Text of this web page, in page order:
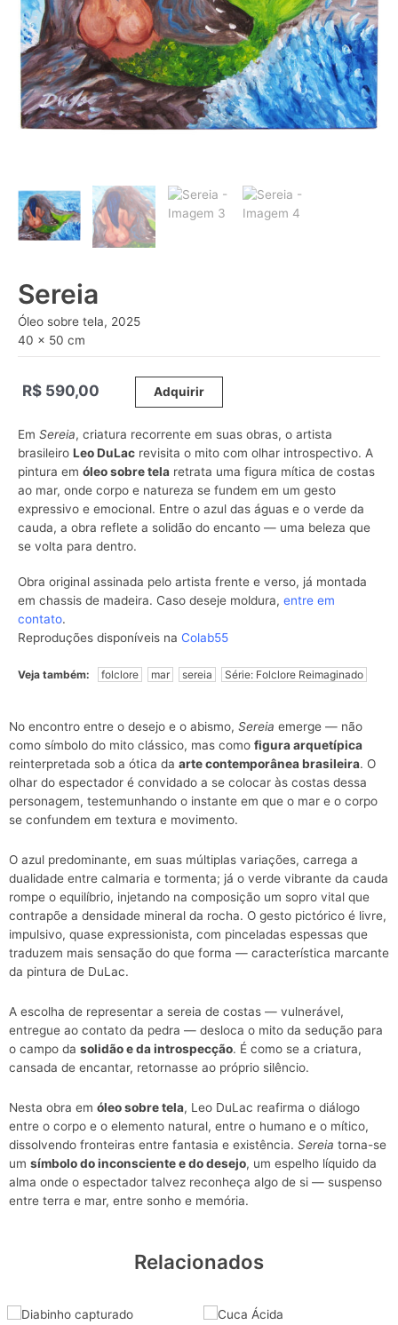
Sereia
Óleo sobre tela, 2025
40 x 50 cm
R$ 590,00 Adquirir
Em Sereia, criatura recorrente em suas obras, o artista
brasileiro Leo DuLac revisita o mito com olhar introspectivo. A
pintura em óleo sobre tela retrata uma figura mítica de costas
ao mar, onde corpo e natureza se fundem em um gesto
expressivo e emocional. Entre o azul das águas e o verde da
cauda, a obra reflete a solidão do encanto — uma beleza que
se volta para dentro.
Obra original assinada pelo artista frente e verso, já montada
em chassis de madeira. Caso deseje moldura, entre em
contato.
Reproduções disponíveis na Colab55
Veja também: folclore mar sereia Série: Folclore Reimaginado
No encontro entre o desejo e o abismo, Sereia emerge — não
como símbolo do mito clássico, mas como figura arquetípica
reinterpretada sob a ótica da arte contemporânea brasileira. O
olhar do espectador é convidado a se colocar às costas dessa
personagem, testemunhando o instante em que o mar e o corpo
se confundem em textura e movimento.
O azul predominante, em suas múltiplas variações, carrega a
dualidade entre calmaria e tormenta; já o verde vibrante da cauda
rompe o equilíbrio, injetando na composição um sopro vital que
contrapõe a densidade mineral da rocha. O gesto pictórico é livre,
impulsivo, quase expressionista, com pinceladas espessas que
traduzem mais sensação do que forma — característica marcante
da pintura de DuLac.
A escolha de representar a sereia de costas — vulnerável,
entregue ao contato da pedra — desloca o mito da sedução para
o campo da solidão e da introspecção. É como se a criatura,
cansada de encantar, retornasse ao próprio silêncio.
Nesta obra em óleo sobre tela, Leo DuLac reafirma o diálogo
entre o corpo e o elemento natural, entre o humano e o mítico,
dissolvendo fronteiras entre fantasia e existência. Sereia torna-se
um símbolo do inconsciente e do desejo, um espelho líquido da
alma onde o espectador talvez reconheça algo de si — suspenso
entre terra e mar, entre sonho e memória.
Relacionados